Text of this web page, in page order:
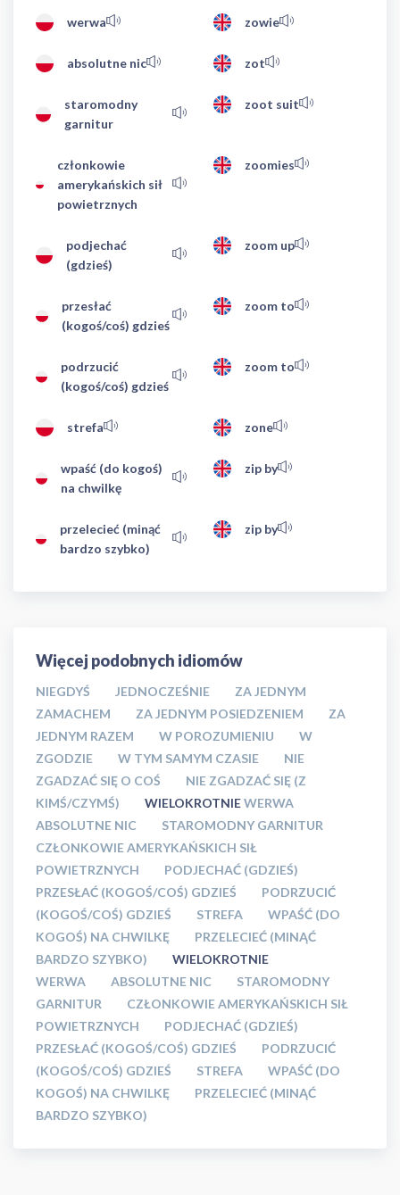
werwa zowie
absolutne nic zot
staromodny
garnitur
zoot suit
członkowie
amerykańskich sił
powietrznych
zoomies
podjechać
(gdzieś)
zoom up
przesłać
(kogoś/coś) gdzieś
zoom to
podrzucić
(kogoś/coś) gdzieś
zoom to
strefa zone
wpaść (do kogoś)
na chwilkę
zip by
przelecieć (minąć
bardzo szybko)
zip by
Więcej podobnych idiomów
NIEGDYŚ JEDNOCZEŚNIE
ZA JEDNYM
ZAMACHEM
ZA JEDNYM POSIEDZENIEM
ZA
JEDNYM RAZEM
W POROZUMIENIU
W
ZGODZIE
W TYM SAMYM CZASIE
NIE
ZGADZAĆ SIĘ O COŚ
NIE ZGADZAĆ SIĘ (Z
KIMŚ/CZYMŚ)
WIELOKROTNIEWERWA
ABSOLUTNE NIC
STAROMODNY GARNITUR
CZŁONKOWIE AMERYKAŃSKICH SIŁ
POWIETRZNYCH
PODJECHAĆ (GDZIEŚ)
PRZESŁAĆ (KOGOŚ/COŚ) GDZIEŚ
PODRZUCIĆ
(KOGOŚ/COŚ) GDZIEŚ
STREFA
WPAŚĆ (DO
KOGOŚ) NA CHWILKĘ
PRZELECIEĆ (MINĄĆ
BARDZO SZYBKO)
WIELOKROTNIE
WERWA
ABSOLUTNE NIC
STAROMODNY
GARNITUR
CZŁONKOWIE AMERYKAŃSKICH SIŁ
POWIETRZNYCH
PODJECHAĆ (GDZIEŚ)
PRZESŁAĆ (KOGOŚ/COŚ) GDZIEŚ
PODRZUCIĆ
(KOGOŚ/COŚ) GDZIEŚ
STREFA
WPAŚĆ (DO
KOGOŚ) NA CHWILKĘ
PRZELECIEĆ (MINĄĆ
BARDZO SZYBKO)